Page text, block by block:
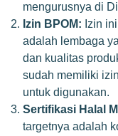
mengurusnya di
Izin BPOM: Izin
adalah lembaga
dan kualitas
sudah memiliki
untuk digunakan.
Sertifikasi Halal
targetnya adalah